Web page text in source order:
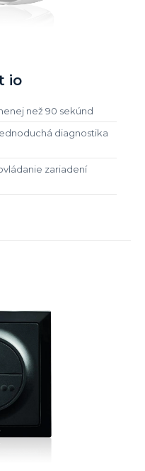
io
než 90 sekúnd
diagnostika
zariadení